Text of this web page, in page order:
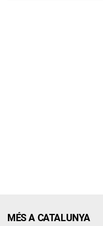
MÉS A CATALUNYA